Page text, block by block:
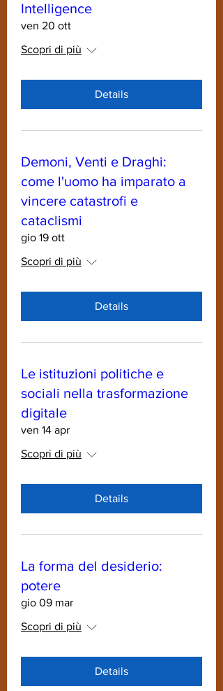
Intelligence
ven 20 ott
Scopri di più
Details
Demoni, Venti e Draghi:
come l'uomo ha imparato a
vincere catastrofi e
cataclismi
gio 19 ott
Scopri di più
Details
Le istituzioni politiche e
sociali nella trasformazione
digitale
ven 14 apr
Scopri di più
Details
La forma del desiderio:
potere
gio 09 mar
Scopri di più
Details